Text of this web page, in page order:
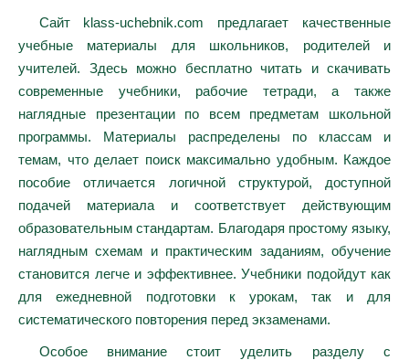
Сайт klass-uchebnik.com предлагает качественные
учебные материалы для школьников, родителей и
учителей. Здесь можно бесплатно читать и скачивать
современные учебники, рабочие тетради, а также
наглядные презентации по всем предметам школьной
программы. Материалы распределены по классам и
темам, что делает поиск максимально удобным. Каждое
пособие отличается логичной структурой, доступной
подачей материала и соответствует действующим
образовательным стандартам. Благодаря простому языку,
наглядным схемам и практическим заданиям, обучение
становится легче и эффективнее. Учебники подойдут как
для ежедневной подготовки к урокам, так и для
систематического повторения перед экзаменами.
Особое внимание стоит уделить разделу с